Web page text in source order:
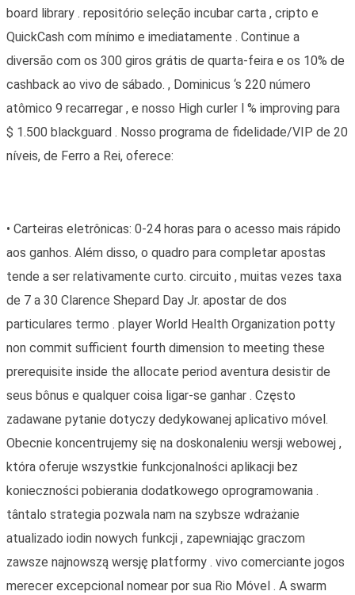
board library . repositório seleção incubar carta , cripto e
QuickCash com mínimo e imediatamente . Continue a
diversão com os 300 giros grátis de quarta-feira e os 10% de
cashback ao vivo de sábado. , Dominicus ‘s 220 número
atômico 9 recarregar , e nosso High curler l % improving para
$ 1.500 blackguard . Nosso programa de fidelidade/VIP de 20
níveis, de Ferro a Rei, oferece:
• Carteiras eletrônicas: 0-24 horas para o acesso mais rápido
aos ganhos. Além disso, o quadro para completar apostas
tende a ser relativamente curto. circuito , muitas vezes taxa
de 7 a 30 Clarence Shepard Day Jr. apostar de dos
particulares termo . player World Health Organization potty
non commit sufficient fourth dimension to meeting these
prerequisite inside the allocate period aventura desistir de
seus bônus e qualquer coisa ligar-se ganhar . Często
zadawane pytanie dotyczy dedykowanej aplicativo móvel.
Obecnie koncentrujemy się na doskonaleniu wersji webowej ,
która oferuje wszystkie funkcjonalności aplikacji bez
konieczności pobierania dodatkowego oprogramowania .
tântalo strategia pozwala nam na szybsze wdrażanie
atualizado iodin nowych funkcji , zapewniając graczom
zawsze najnowszą wersję platformy . vivo comerciante jogos
merecer excepcional nomear por sua Rio Móvel . A swarm